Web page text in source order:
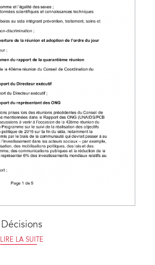
Décisions
LIRE LA SUITE